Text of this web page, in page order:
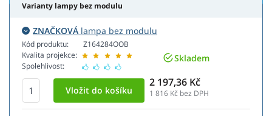
Varianty lampy bez modulu
ZNAČKOVÁ lampa bez modulu
Kód produktu:
Kvalita projekce:
Spolehlivost:
Z164284OOB
Skladem
2 197,36 Kč
1 816 Kč bez DPH